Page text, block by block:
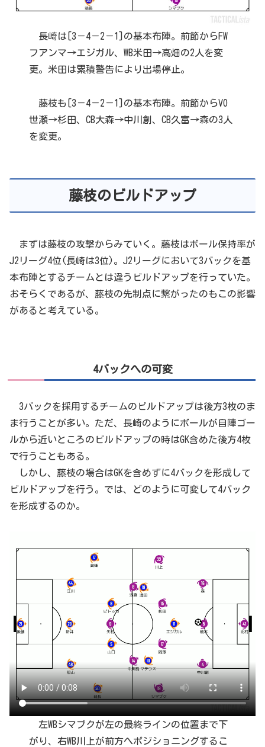
長崎は[3－4－2－1]の基本布陣。前節からFW
フアンマ→エジガル、WB米田→高畑の2人を変
更。米田は累積警告により出場停止。
藤枝も[3－4－2－1]の基本布陣。前節からVO
世瀬→杉田、CB大森→中川創、CB久富→森の3人
を変更。
藤枝のビルドアップ
まずは藤枝の攻撃からみていく。藤枝はボール保持率が
J2リーグ4位(長崎は3位)。J2リーグにおいて3バックを基
本布陣とするチームとは違うビルドアップを行っていた。
おそらくであるが、藤枝の先制点に繋がったのもこの影響
があると考えている。
4バックへの可変
3バックを採用するチームのビルドアップは後方3枚のま
ま行うことが多い。ただ、長崎のようにボールが自陣ゴー
ルから近いところのビルドアップの時はGK含めた後方4枚
で行うこともある。
しかし、藤枝の場合はGKを含めずに4バックを形成して
ビルドアップを行う。では、どのように可変して4バック
を形成するのか。
左WBシマブクが左の最終ラインの位置まで下
がり、右WB川上が前方へポジショニングするこ